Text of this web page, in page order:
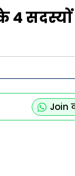
4
Join